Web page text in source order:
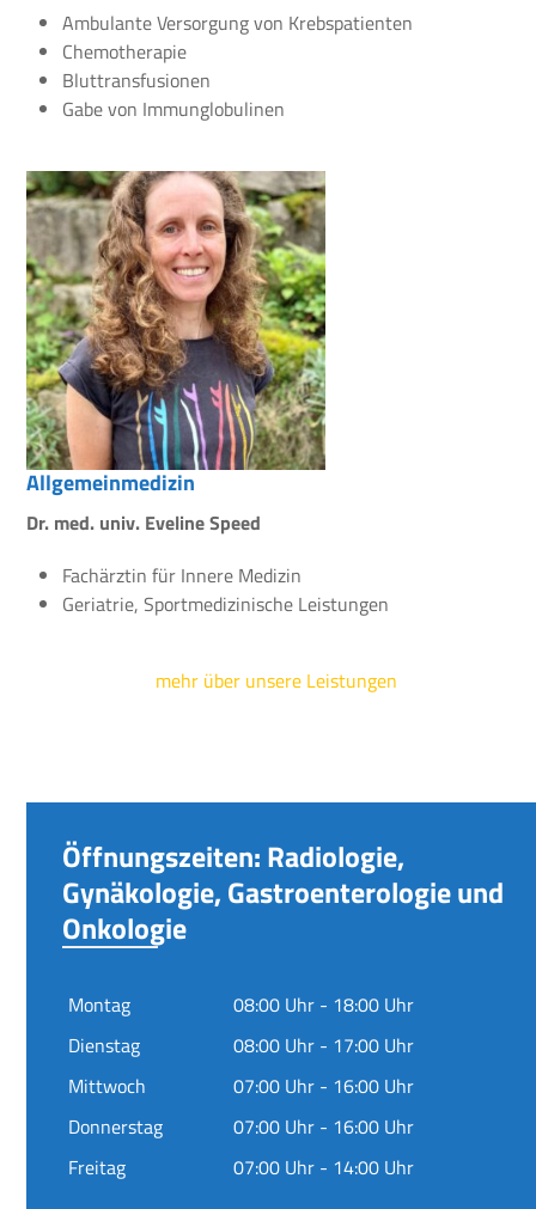
Ambulante Versorgung von Krebspatienten
Chemotherapie
Bluttransfusionen
Gabe von Immunglobulinen
Allgemeinmedizin
Dr. med. univ. Eveline Speed
Fachärztin für Innere Medizin
Geriatrie, Sportmedizinische Leistungen
mehr über unsere Leistungen
Öffnungszeiten: Radiologie,
Gynäkologie, Gastroenterologie und
Onkologie
Montag
08:00 Uhr - 18:00 Uhr
Dienstag
08:00 Uhr - 17:00 Uhr
Mittwoch
07:00 Uhr - 16:00 Uhr
Donnerstag
07:00 Uhr - 16:00 Uhr
Freitag
07:00 Uhr - 14:00 Uhr